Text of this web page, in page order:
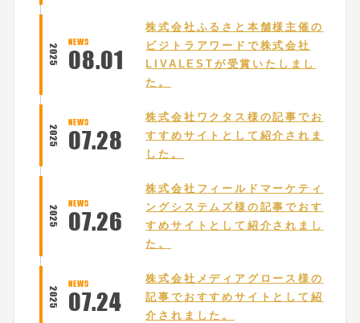
2025
NEWS
08.01
株式会社ふるさと本舗様主催の
ビジトラアワードで株式会社
LIVALESTが受賞いたしまし
た。
2025
NEWS
07.28
株式会社ワクタス様の記事でお
すすめサイトとして紹介されま
した。
2025
NEWS
07.26
株式会社フィールドマーケティ
ングシステムズ様の記事でおす
すめサイトとして紹介されまし
た。
2025
NEWS
07.24
株式会社メディアグロース様の
記事でおすすめサイトとして紹
介されました。